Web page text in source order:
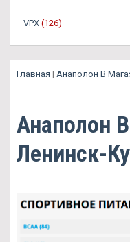
VPX (126)
Главная | Анаполон В
Анаполон
Ленинск-